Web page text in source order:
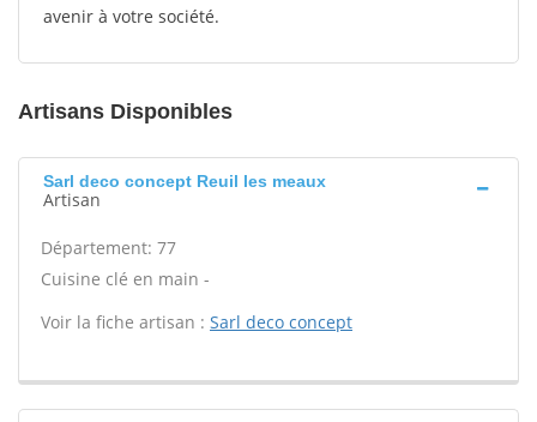
avenir à votre société.
Artisans Disponibles
Sarl deco concept Reuil les meaux
Artisan
Département: 77
Cuisine clé en main -
Voir la fiche artisan : Sarl deco concept